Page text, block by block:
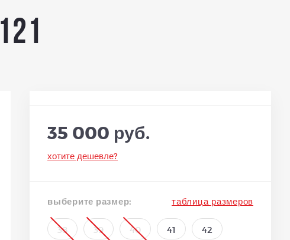
35 000 руб.
хотите дешевле?
выберите размер: таблица размеров
38 39 40 41 42